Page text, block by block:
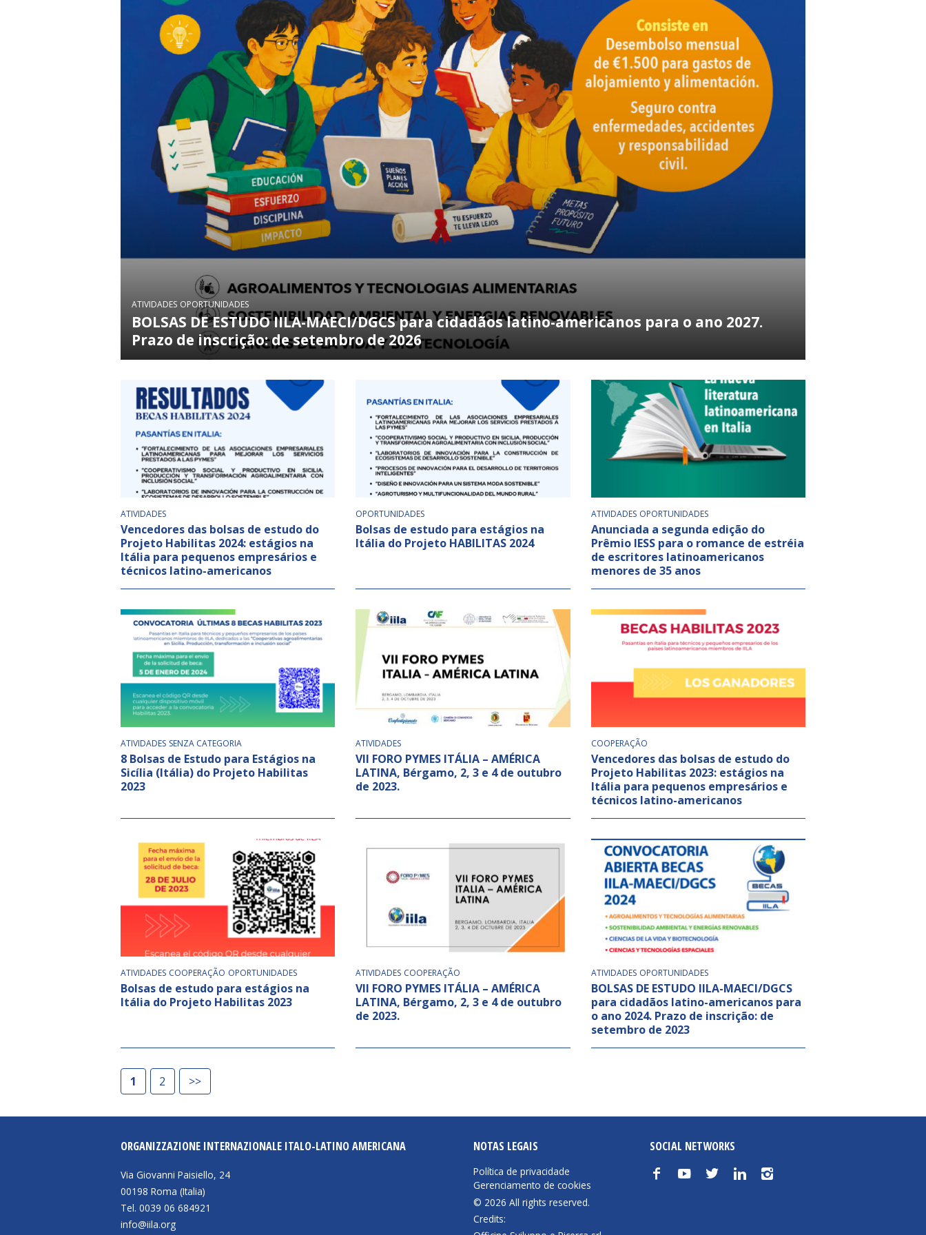
ATIVIDADES OPORTUNIDADES
BOLSAS DE ESTUDO IILA-MAECI/DGCS para cidadãos latino-americanos para o ano 2027.
Prazo de inscrição: de setembro de 2026
ATIVIDADES
Vencedores das bolsas de estudo do
Projeto Habilitas 2024: estágios na
Itália para pequenos empresários e
técnicos latino-americanos
OPORTUNIDADES
Bolsas de estudo para estágios na
Itália do Projeto HABILITAS 2024
ATIVIDADES OPORTUNIDADES
Anunciada a segunda edição do
Prêmio IESS para o romance de estréia
de escritores latinoamericanos
menores de 35 anos
ATIVIDADES SENZA CATEGORIA
8 Bolsas de Estudo para Estágios na
Sicília (Itália) do Projeto Habilitas
2023
ATIVIDADES
VII FORO PYMES ITÁLIA – AMÉRICA
LATINA, Bérgamo, 2, 3 e 4 de outubro
de 2023.
COOPERAÇÃO
Vencedores das bolsas de estudo do
Projeto Habilitas 2023: estágios na
Itália para pequenos empresários e
técnicos latino-americanos
ATIVIDADES COOPERAÇÃO OPORTUNIDADES
Bolsas de estudo para estágios na
Itália do Projeto Habilitas 2023
ATIVIDADES COOPERAÇÃO
VII FORO PYMES ITÁLIA – AMÉRICA
LATINA, Bérgamo, 2, 3 e 4 de outubro
de 2023.
ATIVIDADES OPORTUNIDADES
BOLSAS DE ESTUDO IILA-MAECI/DGCS
para cidadãos latino-americanos para
o ano 2024. Prazo de inscrição: de
setembro de 2023
1 2 >>
ORGANIZZAZIONE INTERNAZIONALE ITALO-LATINO AMERICANA
Via Giovanni Paisiello, 24
00198 Roma (Italia)
Tel. 0039 06 684921
info@iila.org
NOTAS LEGAIS
Política de privacidade
Gerenciamento de cookies
© 2026 All rights reserved.
Credits:
SOCIAL NETWORKS
f y t n i